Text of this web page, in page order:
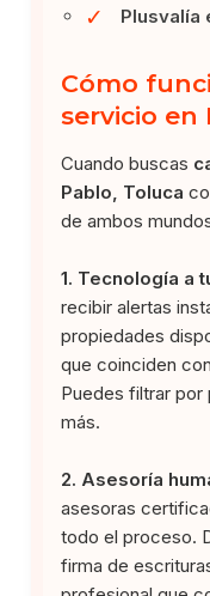
✓ Plusvalía
Cómo
servicio en
Cuando buscas
Pablo, Toluca
de ambos
1. Tecnología a
recibir alertas
propiedades
que coinciden
Puedes filtrar por
más.
2. Asesoría
asesoras
todo el proceso.
firma de